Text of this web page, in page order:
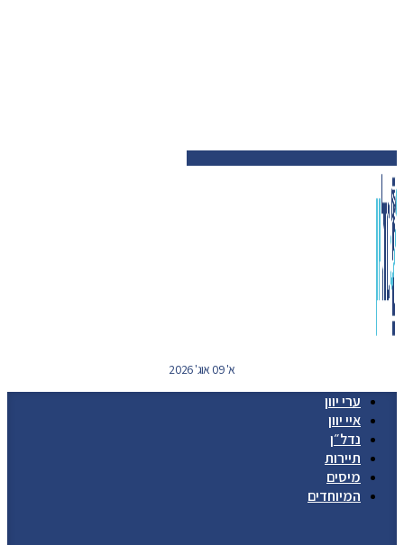
א' 09 אוג' 2026
ערי יוון
איי יוון
נדל״ן
תיירות
מיסים
המיוחדים